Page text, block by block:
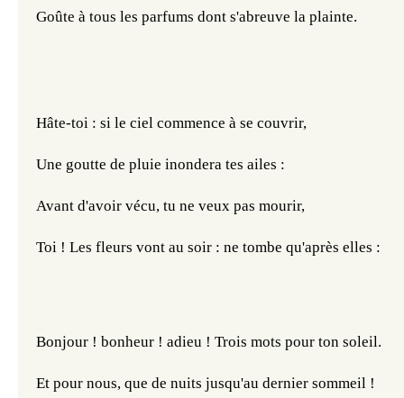
Goûte à tous les parfums dont s'abreuve la plainte.
Hâte-toi : si le ciel commence à se couvrir,
Une goutte de pluie inondera tes ailes :
Avant d'avoir vécu, tu ne veux pas mourir,
Toi ! Les fleurs vont au soir : ne tombe qu'après elles :
Bonjour ! bonheur ! adieu ! Trois mots pour ton soleil.
Et pour nous, que de nuits jusqu'au dernier sommeil !